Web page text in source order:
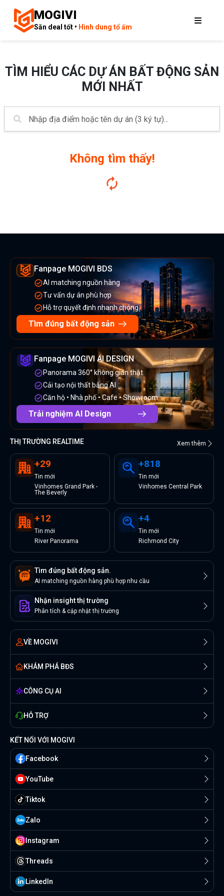
MOGIVI
Săn deal tốt • Hình dung tổ ấm
TÌM HIỂU CÁC DỰ ÁN BẤT ĐỘNG SẢN
MỚI NHẤT
Không tìm thấy!
Fanpage MOGIVI BDS
AI matching nguồn hàng
Tư vấn dự án phù hợp
Hỗ trợ quyết định nhanh chóng
Tìm đúng bất động sản
Fanpage MOGIVI AI DESIGN
Panorama 360° không gian thật
Cải tạo nội thất bằng AI
Căn hộ • Nhà phố • Cafe • Showroom
Trải nghiệm AI Design
THỊ TRƯỜNG REALTIME Xem thêm
+29
Tin mới
Vinhomes Grand Park -
The Beverly
+818
Tin mới
Vinhomes Central Park
+12
Tin mới
River Panorama
+4
Tin mới
Richmond City
Tìm đúng bất động sản.
AI matching nguồn hàng phù hợp nhu cầu
Nhận insight thị trường
Phân tích & cập nhật thị trường
VỀ MOGIVI
KHÁM PHÁ BĐS
CÔNG CỤ AI
HỖ TRỢ
KẾT NỐI VỚI MOGIVI
Facebook
YouTube
Tiktok
Zalo
Instagram
Threads
Linkedln